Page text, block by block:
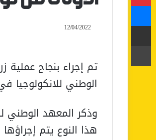
12/04/2022
الوطني للانكولوجيا
وذكر المعهد الوطني
هذا النوع يتم إجراؤها